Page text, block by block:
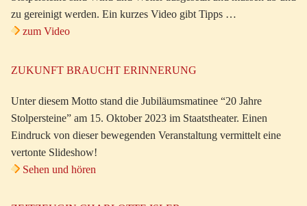
zu gereinigt werden. Ein kurzes Video gibt Tipps …
zum Video
ZUKUNFT BRAUCHT ERINNERUNG
Unter diesem Motto stand die Jubiläumsmatinee “20 Jahre
Stolpersteine” am 15. Oktober 2023 im Staatstheater. Einen
Eindruck von dieser bewegenden Veranstaltung vermittelt eine
vertonte Slideshow!
Sehen und hören